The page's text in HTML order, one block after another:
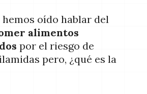
oído hablar del
alimentos
por el riesgo de
pero, ¿qué es la